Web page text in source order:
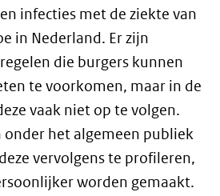
infecties met de ziekte van
in Nederland. Er zijn
die burgers kunnen
te voorkomen, maar in de
vaak niet op te volgen.
onder het algemeen publiek
vervolgens te profileren,
worden gemaakt.